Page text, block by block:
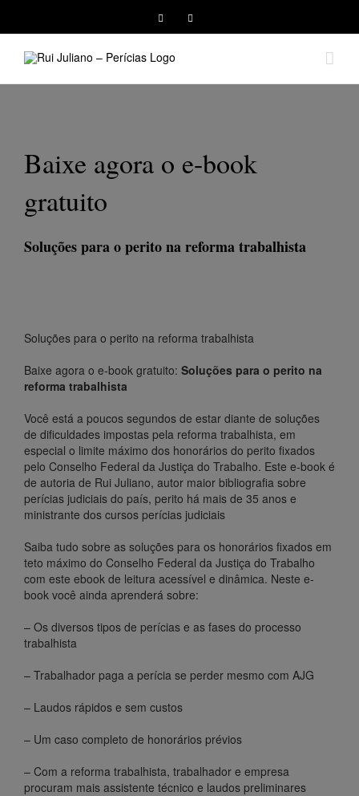
Baixe agora o e-book
gratuito
Soluções para o perito na reforma trabalhista
Soluções para o perito na reforma trabalhista
Baixe agora o e-book gratuito: Soluções para o perito na
reforma trabalhista
Você está a poucos segundos de estar diante de soluções
de dificuldades impostas pela reforma trabalhista, em
especial o limite máximo dos honorários do perito fixados
pelo Conselho Federal da Justiça do Trabalho. Este e-book é
de autoria de Rui Juliano, autor maior bibliografia sobre
perícias judiciais do país, perito há mais de 35 anos e
ministrante dos cursos perícias judiciais
Saiba tudo sobre as soluções para os honorários fixados em
teto máximo do Conselho Federal da Justiça do Trabalho
com este ebook de leitura acessível e dinâmica. Neste e-
book você ainda aprenderá sobre:
– Os diversos tipos de perícias e as fases do processo
trabalhista
– Trabalhador paga a perícia se perder mesmo com AJG
– Laudos rápidos e sem custos
– Um caso completo de honorários prévios
– Com a reforma trabalhista, trabalhador e empresa
procuram mais assistente técnico e laudos preliminares